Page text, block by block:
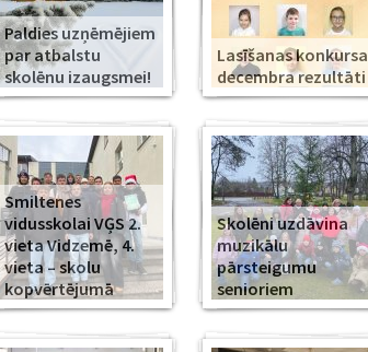
Paldies uzņēmējiem
par atbalstu
skolēnu izaugsmei!
Lasīšanas konkursa
decembra rezultāti
Smiltenes
vidusskolai VĢS 2.
vieta Vidzemē, 4.
vieta – skolu
kopvērtējumā
Skolēni uzdāvina
muzikālu
pārsteigumu
senioriem